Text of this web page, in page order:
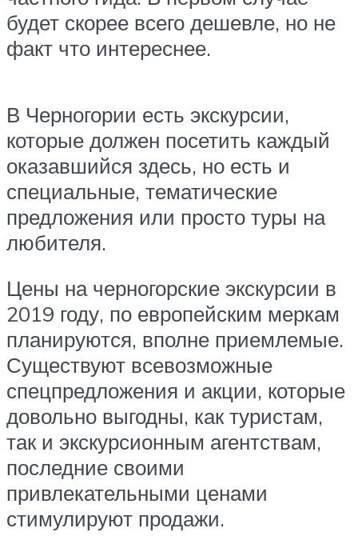
будет скорее всего дешевле, но не
факт что интереснее.
В Черногории есть экскурсии,
которые должен посетить каждый
оказавшийся здесь, но есть и
специальные, тематические
предложения или просто туры на
любителя.
Цены на черногорские экскурсии в
2019 году, по европейским меркам
планируются, вполне приемлемые.
Существуют всевозможные
спецпредложения и акции, которые
довольно выгодны, как туристам,
так и экскурсионным агентствам,
последние своими
привлекательными ценами
стимулируют продажи.